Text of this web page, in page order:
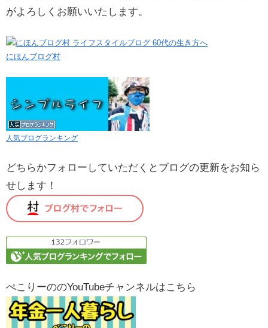
がよろしくお願いいたします。
にほんブログ村
人気ブログランキング
どちらかフォローしていただくとブログの更新をお知ら
せします！
ぺこりーののYouTubeチャンネルはこちら